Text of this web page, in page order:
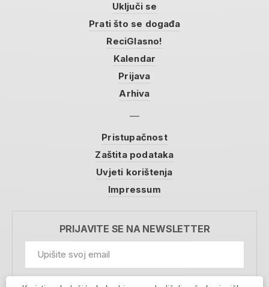
Uključi se
Prati što se događa
ReciGlasno!
Kalendar
Prijava
Arhiva
Pristupačnost
Zaštita podataka
Uvjeti korištenja
Impressum
PRIJAVITE SE NA NEWSLETTER